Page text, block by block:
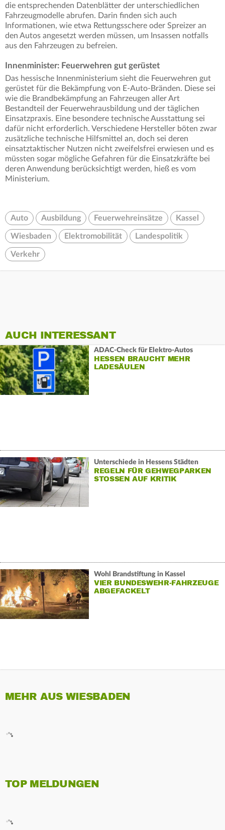
die entsprechenden Datenblätter der unterschiedlichen
Fahrzeugmodelle abrufen. Darin finden sich auch
Informationen, wie etwa Rettungsschere oder Spreizer an
den Autos angesetzt werden müssen, um Insassen notfalls
aus den Fahrzeugen zu befreien.
Innenminister: Feuerwehren gut gerüstet
Das hessische Innenministerium sieht die Feuerwehren gut
gerüstet für die Bekämpfung von E-Auto-Bränden. Diese sei
wie die Brandbekämpfung an Fahrzeugen aller Art
Bestandteil der Feuerwehrausbildung und der täglichen
Einsatzpraxis. Eine besondere technische Ausstattung sei
dafür nicht erforderlich. Verschiedene Hersteller böten zwar
zusätzliche technische Hilfsmittel an, doch sei deren
einsatztaktischer Nutzen nicht zweifelsfrei erwiesen und es
müssten sogar mögliche Gefahren für die Einsatzkräfte bei
deren Anwendung berücksichtigt werden, hieß es vom
Ministerium.
Auto Ausbildung Feuerwehreinsätze Kassel
Wiesbaden Elektromobilität Landespolitik
Verkehr
AUCH INTERESSANT
ADAC-Check für Elektro-Autos
HESSEN BRAUCHT MEHR
LADESÄULEN
Unterschiede in Hessens Städten
REGELN FÜR GEHWEGPARKEN
STOSSEN AUF KRITIK
Wohl Brandstiftung in Kassel
VIER BUNDESWEHR-FAHRZEUGE
ABGEFACKELT
MEHR AUS WIESBADEN
TOP MELDUNGEN